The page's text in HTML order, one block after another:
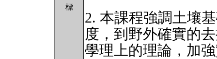
標
2. 本課程強調土壤
度，到野外確實的
學理上的理論，加